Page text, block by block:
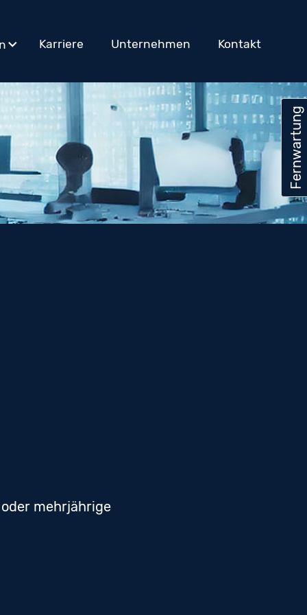
Karriere Unternehmen Kontakt
mehrjährige
Fernwartung
Fernwartung